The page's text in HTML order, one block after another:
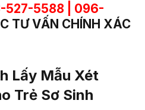
527-5588 | 096-
TƯ VẤN CHÍNH XÁC
Lấy Mẫu Xét
Trẻ Sơ Sinh